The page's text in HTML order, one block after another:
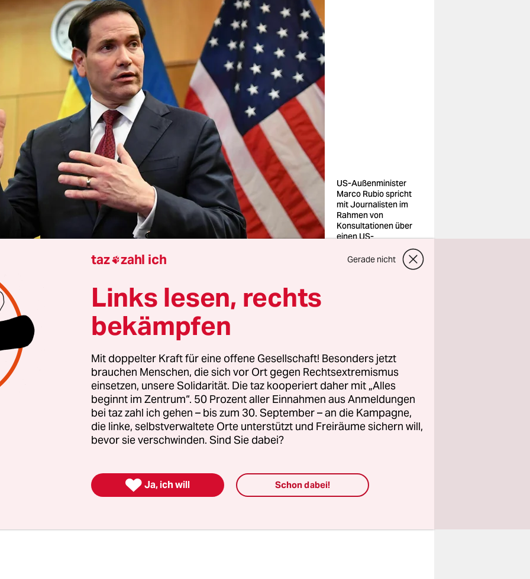
US-Außenminister
Marco Rubio spricht
mit Journalisten im
Rahmen von
Konsultationen über
einen US-
Friedensplan in Genf
Foto: Lian
um einen Friedensplan für ein Ende des Ukraine-
Fortschritte: Vertreter der USA und der Ukraine haben
in Genf gemeinsam einen überarbeiteten und
Entwurf erstellt. Beide Seiten seien sich einig, die
an dem Vorschlag „in den kommenden Tagen“
und sich dabei weiter eng mit den europäischen Partnern
hieß es in einer gemeinsamen Erklärung, die in Kyjiw
verbreitet wurde.
Die noch offenen Punkte seien „nicht unüberwindbar“,
Details zu den strittigen Themen zu nennen. „Ich bin
taz zahl ich Gerade nicht
Links lesen, rechts
bekämpfen
Mit doppelter Kraft für eine offene Gesellschaft! Besonders jetzt
brauchen Menschen, die sich vor Ort gegen Rechtsextremismus
einsetzen, unsere Solidarität. Die taz kooperiert daher mit „Alles
beginnt im Zentrum“. 50 Prozent aller Einnahmen aus Anmeldungen
bei taz zahl ich gehen – bis zum 30. September – an die Kampagne,
die linke, selbstverwaltete Orte unterstützt und Freiräume sichern will,
bevor sie verschwinden. Sind Sie dabei?
 Ja, ich will Schon dabei!